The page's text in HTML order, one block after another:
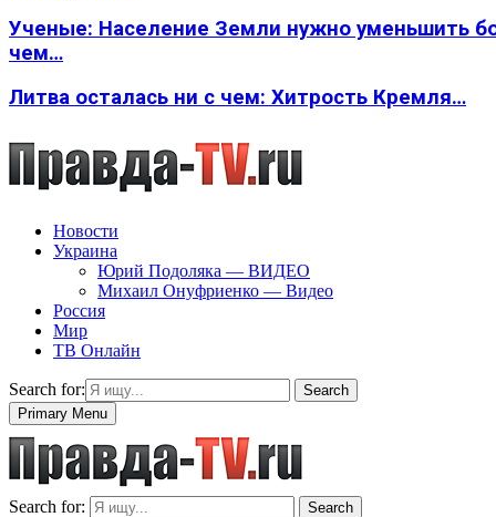
Ученые: Население Земли нужно уменьшить
чем…
Литва осталась ни с чем: Хитрость Кремля…
Новости
Украина
Юрий Подоляка — ВИДЕО
Михаил Онуфриенко — Видео
Россия
Мир
ТВ Онлайн
Search for:
Search
Primary Menu
Search for: Search